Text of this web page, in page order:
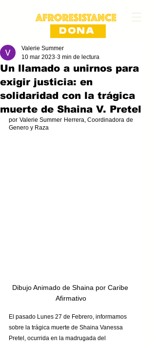
DONA
Un llamado a unirnos para
exigir justicia: en
solidaridad con la trágica
muerte de Shaina V. Pretel
Valerie Summer
10 mar 2023 3 min de lectura
por Valerie Summer Herrera, Coordinadora de
Genero y Raza
Dibujo Animado de Shaina por Caribe
Afirmativo
El pasado Lunes 27 de Febrero, informamos
sobre la trágica muerte de Shaina Vanessa
Pretel, ocurrida en la madrugada del